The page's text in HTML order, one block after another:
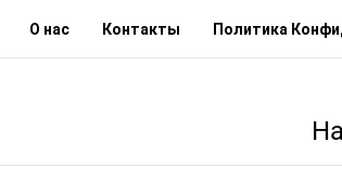
О нас Контакты Политика